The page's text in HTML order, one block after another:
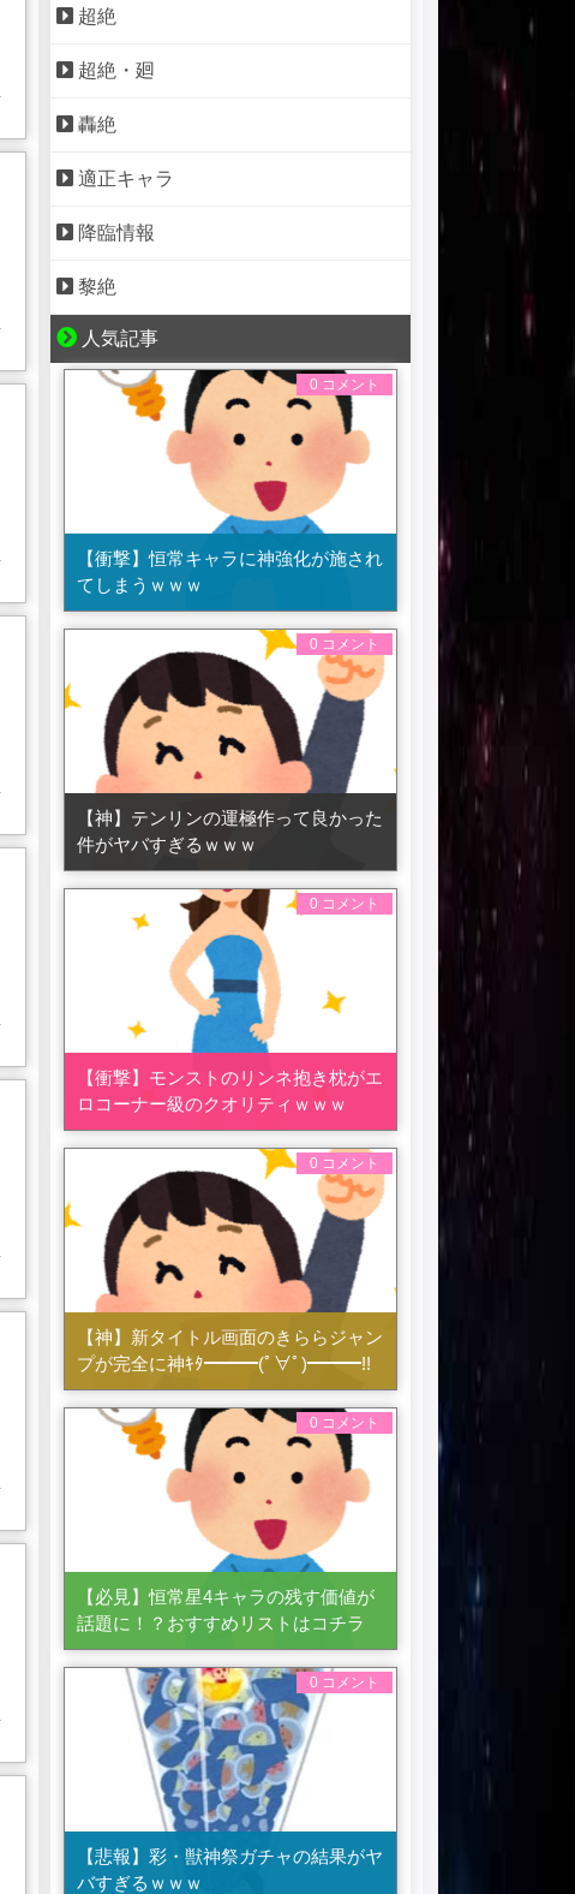
超絶
超絶・廻
轟絶
適正キャラ
降臨情報
黎絶
人気記事
0 コメント
【衝撃】恒常キャラに神強化が施され
てしまうｗｗｗ
0 コメント
【神】テンリンの運極作って良かった
件がヤバすぎるｗｗｗ
0 コメント
【衝撃】モンストのリンネ抱き枕がエ
ロコーナー級のクオリティｗｗｗ
0 コメント
【神】新タイトル画面のきららジャン
プが完全に神ｷﾀ━━━(ﾟ∀ﾟ)━━━!!
0 コメント
【必見】恒常星4キャラの残す価値が
話題に！？おすすめリストはコチラ
0 コメント
【悲報】彩・獣神祭ガチャの結果がヤ
バすぎるｗｗｗ